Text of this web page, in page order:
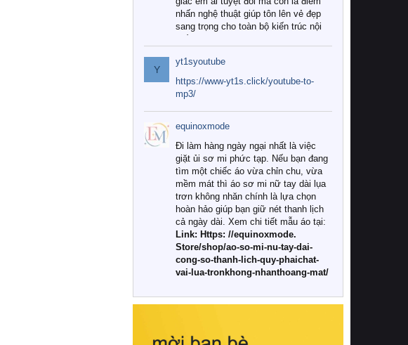
nhấn nghệ thuật giúp tôn lên vẻ đẹp
sang trọng cho toàn bộ kiến trúc nội
Tuy nhiên, giữa thị trường đa dạng
với vô vàn thương hiệu và mẫu mã
như hiện nay, làm thế nào để chọn
được những bộ chăn ga gối đệm cao
cấp thực sự chất lượng, phù hợp với
khí hậu và nhu cầu sử dụng của gia
đình? Hãy cùng chúng tôi đi tìm lời
giải đáp chi tiết qua bài viết dưới đây.
1. Tại sao các gia đình hiện đại lại ưa
chuộng chăn ga gối đệm cao cấp?
Khác với các dòng sản phẩm thông
thường, những bộ chăn ga gối đệm
cao cấp trải qua quy trình sản xuất
nghiêm ngặt từ khâu chọn lọc nguyên
liệu tự nhiên đến công nghệ dệt
nhuộm hiện đại không chứa hóa chất
này, bạn sẽ cảm nhận rõ rệt sự khác
hồi chuẩn xác của phần đệm nâng đỡ
Y
yt1syoutube
https://www-yt1s.click/youtube-to-
mp3/
equinoxmode
Đi làm hàng ngày ngại nhất là việc
giặt ủi sơ mi phức tạp. Nếu bạn đang
tìm một chiếc áo vừa chỉn chu, vừa
mềm mát thì áo sơ mi nữ tay dài lụa
trơn không nhăn chính là lựa chọn
hoàn hảo giúp bạn giữ nét thanh lịch
cả ngày dài. Xem chi tiết mẫu áo tại:
Link: Https: //equinoxmode.
Store/shop/ao-so-mi-nu-tay-dai-
cong-so-thanh-lich-quy-phaichat-
vai-lua-tronkhong-nhanthoang-mat/